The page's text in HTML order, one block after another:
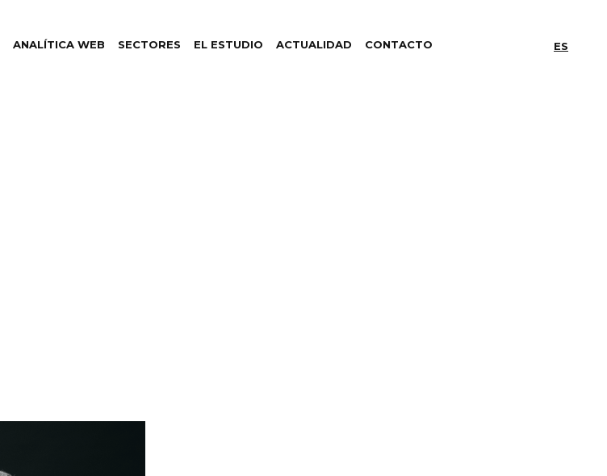
ANALÍTICA WEB SECTORES EL ESTUDIO ACTUALIDAD CONTACTO ES